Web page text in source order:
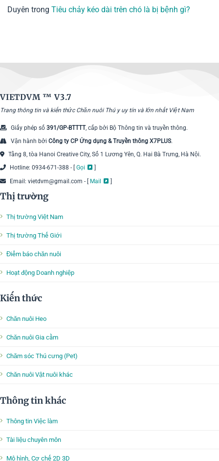
Duyên trong Tiêu chảy kéo dài trên chó là bị bệnh gì?
VIETDVM ™V3.7
Trang thông tin và kiến thức Chăn nuôi Thú y uy tín và lớn nhất Việt Nam
Giấy phép số 391/GP-BTTTT, cấp bởi Bộ Thông tin và truyền thông.
Vận hành bởi Công ty CP Ứng dụng & Truyền thông X7PLUS.
Tầng 8, tòa Hanoi Creative City, Số 1 Lương Yên, Q. Hai Bà Trưng, Hà Nội.
Hotline: 0934-671-388 - [ Gọi
Email: vietdvm@gmail.com - [ Mail ]
Thị trường
Thị trường Việt Nam
Thị trường Thế Giới
Điểm báo chăn nuôi
Hoạt động Doanh nghiệp
Kiến thức
Chăn nuôi Heo
Chăn nuôi Gia cầm
Chăm sóc Thú cưng (Pet)
Chăn nuôi Vật nuôi khác
Thông tin khác
Thông tin Việc làm
Tài liệu chuyên môn
Mô hình, Cơ chế 2D 3D